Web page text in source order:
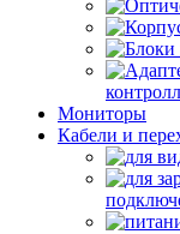
Мониторы
Кабели и